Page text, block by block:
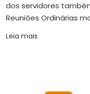
dos servidores
Reuniões Ordinárias
Leia mais